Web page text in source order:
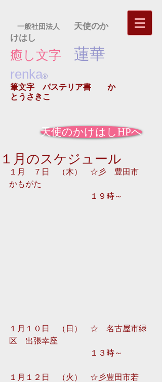
一般社団法人 天使のか
けはし
癒し文字 蓮華
renka®
筆文字 パステリア書
か
とうさきこ
天使のかけはしHPへ
１月のスケジュール
１月　７日　（木）　☆彡　豊田市
かもがた
１９時～
１月１０日　（日）　☆　名古屋市緑
区　出張幸座
１３時～
１月１２日　（火）　☆彡豊田市若